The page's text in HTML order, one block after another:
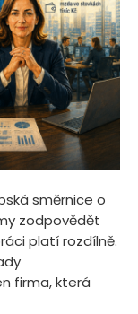
směrnice o
zodpovědět
platí rozdílně.
firma, která